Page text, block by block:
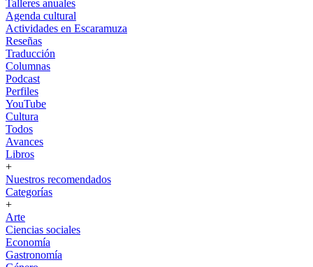
Talleres anuales
Agenda cultural
Actividades en Escaramuza
Reseñas
Traducción
Columnas
Podcast
Perfiles
YouTube
Cultura
Todos
Avances
Libros
+
Nuestros recomendados
Categorías
+
Arte
Ciencias sociales
Economía
Gastronomía